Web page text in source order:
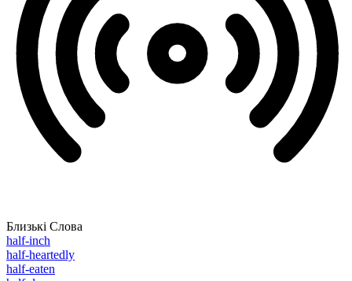
Близькі Слова
half-inch
half-heartedly
half-eaten